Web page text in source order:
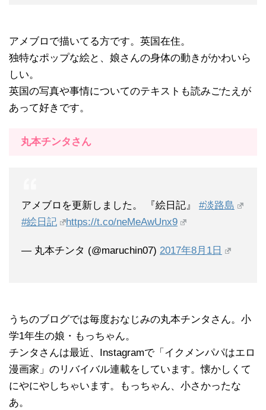
アメブロで描いてる方です。英国在住。
独特なポップな絵と、娘さんの身体の動きがかわいら
しい。
英国の写真や事情についてのテキストも読みごたえが
あって好きです。
丸本チンタさん
アメブロを更新しました。 『絵日記』 #淡路島
#絵日記
https://t.co/neMeAwUnx9
— 丸本チンタ (@maruchin07) 2017年8月1日
うちのブログでは毎度おなじみの丸本チンタさん。小
学1年生の娘・もっちゃん。
チンタさんは最近、Instagramで「イクメンパパはエロ
漫画家」のリバイバル連載をしています。懐かしくて
にやにやしちゃいます。もっちゃん、小さかったな
あ。